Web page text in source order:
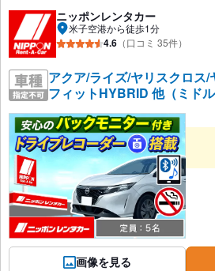
ニッポンレンタカー
米子空港から徒歩1分
4.6 （口コミ 35件）
アクア/ライズ/ヤリスクロス
フィットHYBRID 他（ミドル
画像を見る